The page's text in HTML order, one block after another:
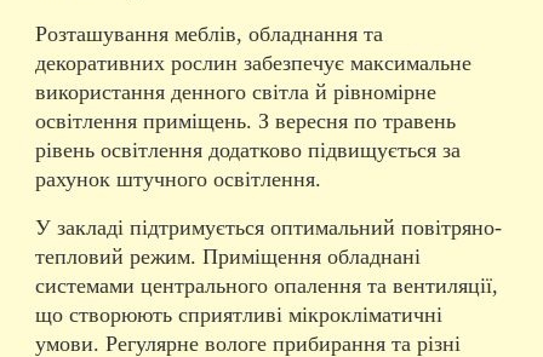
Розташування меблів, обладнання та
декоративних рослин забезпечує максимальне
використання денного світла й рівномірне
освітлення приміщень. З вересня по травень
рівень освітлення додатково підвищується за
рахунок штучного освітлення.
У закладі підтримується оптимальний повітряно-
тепловий режим. Приміщення обладнані
системами центрального опалення та вентиляції,
що створюють сприятливі мікрокліматичні
умови. Регулярне вологе прибирання та різні